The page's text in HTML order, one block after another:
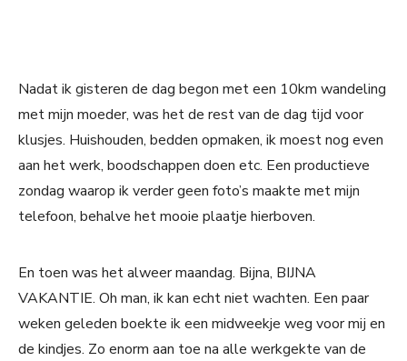
Nadat ik gisteren de dag begon met een 10km wandeling
met mijn moeder, was het de rest van de dag tijd voor
klusjes. Huishouden, bedden opmaken, ik moest nog even
aan het werk, boodschappen doen etc. Een productieve
zondag waarop ik verder geen foto’s maakte met mijn
telefoon, behalve het mooie plaatje hierboven.
En toen was het alweer maandag. Bijna, BIJNA
VAKANTIE. Oh man, ik kan echt niet wachten. Een paar
weken geleden boekte ik een midweekje weg voor mij en
de kindjes. Zo enorm aan toe na alle werkgekte van de